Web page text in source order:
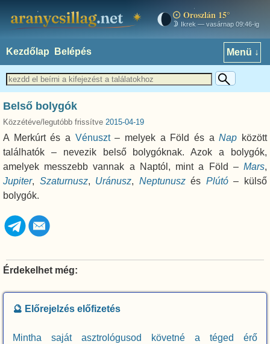
aranycsillag.net Oroszlán 15°
Ikrek — vasárnap 09:46-ig
Kezdőlap Belépés Menü ↓
Belső bolygók
Közzétéve/legutóbb frissítve 2015-04-19
A Merkúrt és a Vénuszt– melyek a Föld és aNap között
találhatók – nevezik belső bolygóknak. Azok a bolygók,
amelyek messzebb vannak a Naptól, mint a Föld – Mars,
Jupiter, Szaturnusz, Uránusz, Neptunuszés Plútó– külső
bolygók.
Érdekelhet még:
🔮 Előrejelzés előfizetés
Mintha saját asztrológusod követné a téged érő